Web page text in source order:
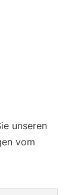
unseren
vom